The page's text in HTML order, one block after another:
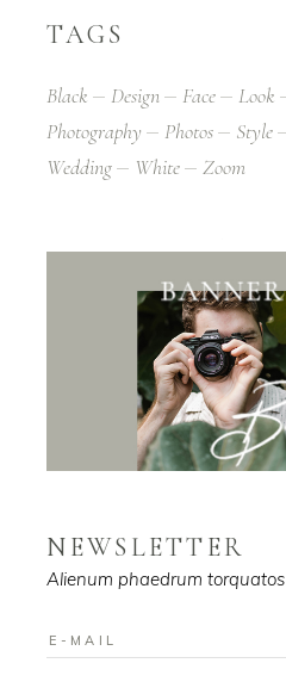
TAGS
Black Design Face Look
Photography
Photos Style
Wedding
White Zoom
NEWSLETTER
Alienum phaedrum torquatos